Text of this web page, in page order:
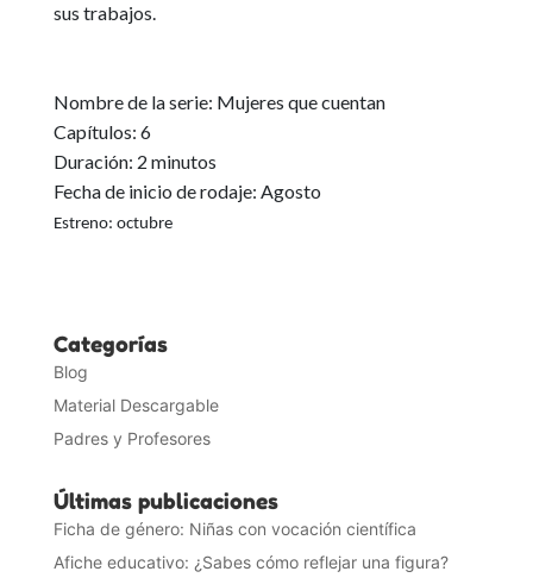
sus trabajos.
Nombre de la serie: Mujeres que cuentan
Capítulos: 6
Duración: 2 minutos
Fecha de inicio de rodaje: Agosto
Estreno: octubre
Categorías
Blog
Material Descargable
Padres y Profesores
Últimas publicaciones
Ficha de género: Niñas con vocación científica
Afiche educativo: ¿Sabes cómo reflejar una figura?